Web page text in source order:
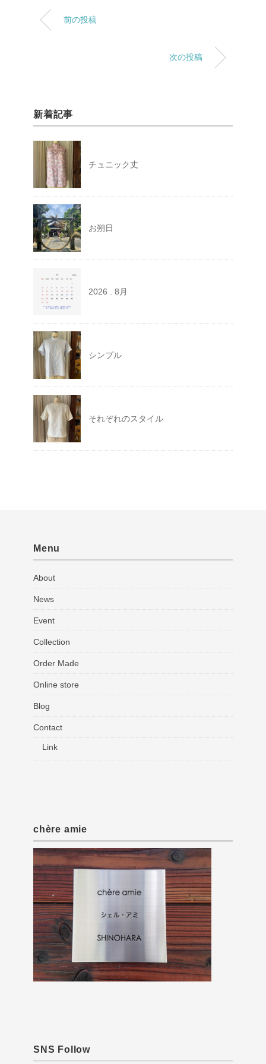
前の投稿
次の投稿
新着記事
チュニック丈
お朔日
2026 . 8月
シンプル
それぞれのスタイル
Menu
About
News
Event
Collection
Order Made
Online store
Blog
Contact
Link
chère amie
SNS Follow